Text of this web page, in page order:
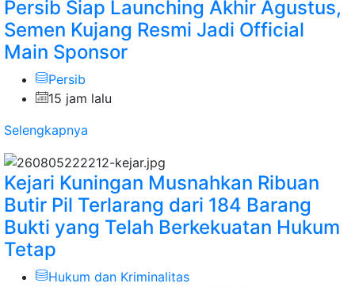
Persib Siap Launching Akhir Agustus,
Semen Kujang Resmi Jadi Official
Main Sponsor
Persib
15 jam lalu
Selengkapnya
Kejari Kuningan Musnahkan Ribuan
Butir Pil Terlarang dari 184 Barang
Bukti yang Telah Berkekuatan Hukum
Tetap
Hukum dan Kriminalitas